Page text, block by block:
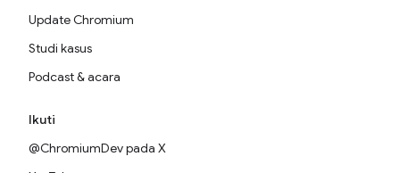
Update Chromium
Studi kasus
Podcast & acara
Ikuti
@ChromiumDev pada X